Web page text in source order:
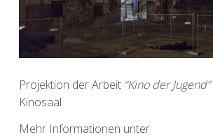
Projektion der Arbeit “Kino der Jugend”
Kinosaal
Mehr Informationen unter